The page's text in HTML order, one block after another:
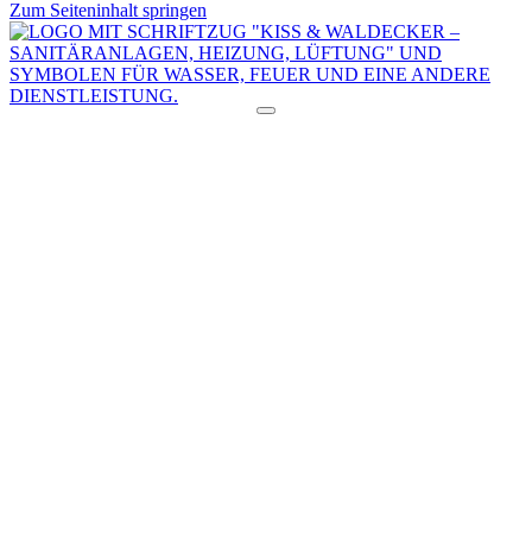
Zum Seiteninhalt springen